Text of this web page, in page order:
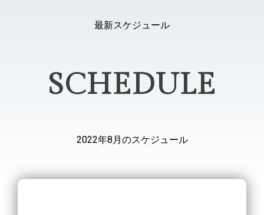
最新スケジュール
SCHEDULE
2022年8月のスケジュール